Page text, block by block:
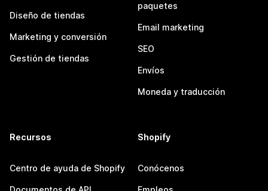
Diseño de tiendas
Marketing y conversión
Gestión de tiendas
paquetes
Email marketing
SEO
Envíos
Moneda y traducción
Recursos
Centro de ayuda de Shopify
Shopify
Conócenos